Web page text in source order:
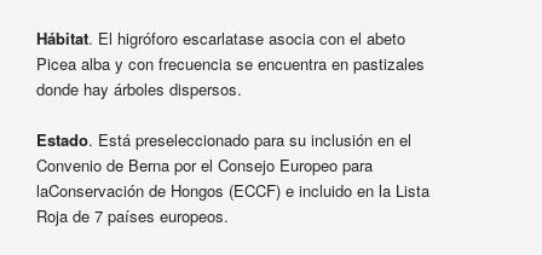
Hábitat. El higróforo escarlatase asocia con el abeto
Picea alba y con frecuencia se encuentra en pastizales
donde hay árboles dispersos.
Estado. Está preseleccionado para su inclusión en el
Convenio de Berna por el Consejo Europeo para
laConservación de Hongos (ECCF) e incluido en la Lista
Roja de 7 países europeos.